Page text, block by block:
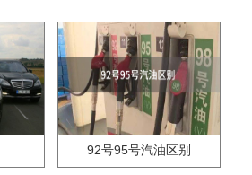
92号95号汽油区别